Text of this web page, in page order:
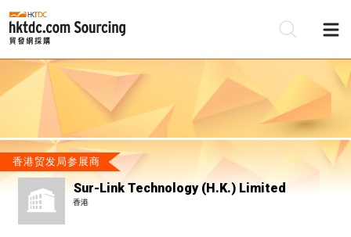
香港贸发局参展商
Sur-Link Technology (H.K.) Limited
香港